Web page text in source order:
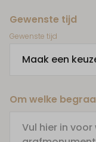
Gewenste tijd
Gewenste tijd
Om welke